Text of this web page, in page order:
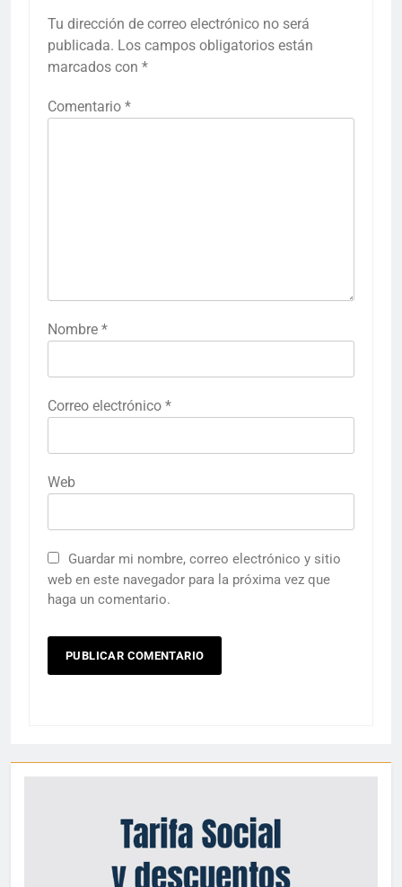
Tu dirección de correo electrónico no será
publicada. Los campos obligatorios están
marcados con *
Comentario *
Nombre *
Correo electrónico *
Web
Guardar mi nombre, correo electrónico y sitio
web en este navegador para la próxima vez que
haga un comentario.